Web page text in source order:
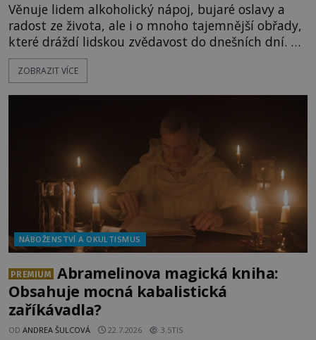
Věnuje lidem alkoholický nápoj, bujaré oslavy a
radost ze života, ale i o mnoho tajemnější obřady,
které dráždí lidskou zvědavost do dnešních dní. Co
doopravdy představuje bůh, jemuž Římané říkají
Bakchus? Mytologický příběh řeckého boha
ZOBRAZIT VÍCE
NÁBOŽENSTVÍ A OKULTISMUS
PREMIUM
Abramelinova magická kniha:
Obsahuje mocná kabalistická
zaříkávadla?
OD ANDREA ŠULCOVÁ 22.7.2026 3.5TIS